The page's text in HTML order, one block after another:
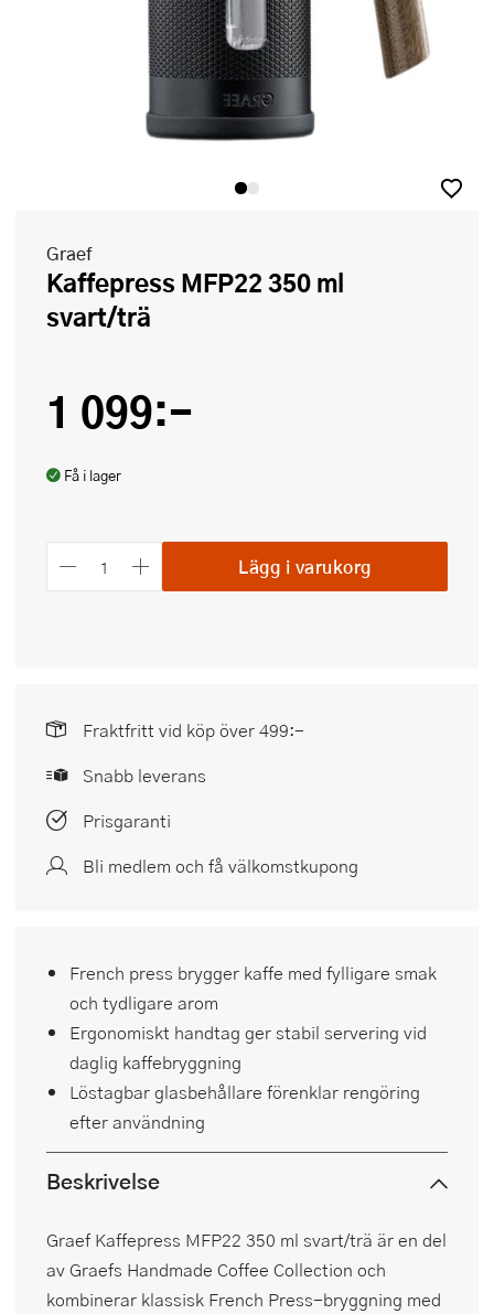
Graef
Kaffepress MFP22 350 ml
svart/trä
1 099:-
Få i lager
Lägg i varukorg
Fraktfritt vid köp över 499:-
Snabb leverans
Prisgaranti
Bli medlem och få välkomstkupong
French press brygger kaffe med fylligare smak
och tydligare arom
Ergonomiskt handtag ger stabil servering vid
daglig kaffebryggning
Löstagbar glasbehållare förenklar rengöring
efter användning
Beskrivelse
Graef Kaffepress MFP22 350 ml svart/trä är en del
av Graefs Handmade Coffee Collection och
kombinerar klassisk French Press-bryggning med